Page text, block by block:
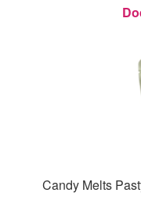
Candy Melts